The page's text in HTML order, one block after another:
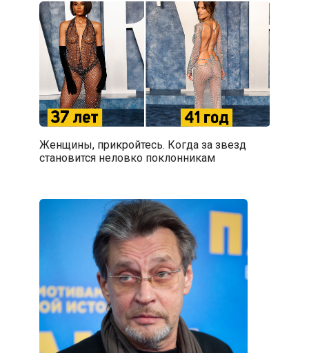
Женщины, прикройтесь. Когда за звезд
становится неловко поклонникам